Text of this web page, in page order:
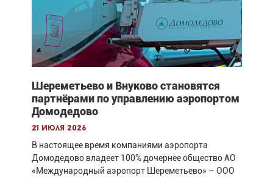
Шереметьево и Внуково становятся
партнёрами по управлению аэропортом
Домодедово
21 июля 2026
В настоящее время компаниями аэропорта
Домодедово владеет 100% дочернее общество АО
«Международный аэропорт Шереметьево» – ООО